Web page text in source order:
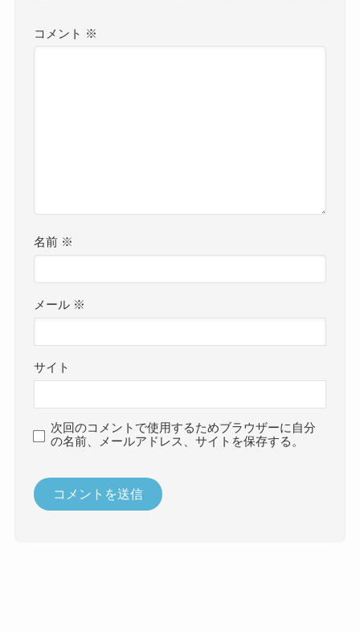
コメント ※
名前 ※
メール ※
サイト
次回のコメントで使用するためブラウザーに自分
の名前、メールアドレス、サイトを保存する。